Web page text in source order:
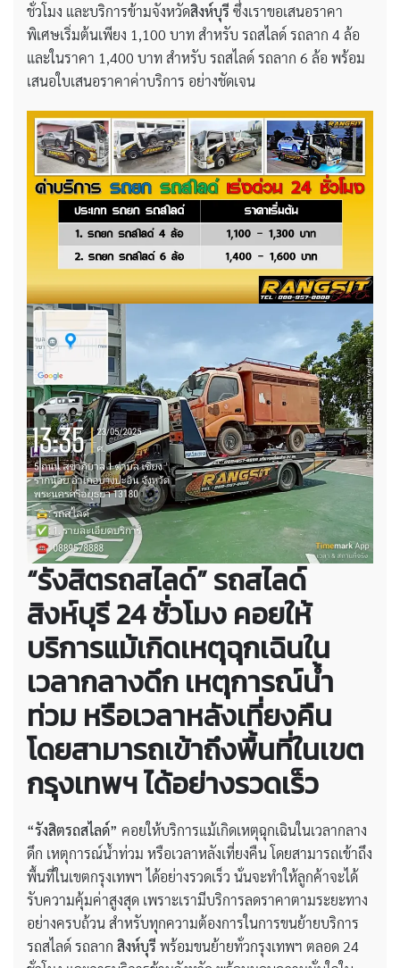
ชั่วโมง และบริการข้ามจังหวัดสิงห์บุรี ซึ่งเราขอเสนอราคา
พิเศษเริ่มต้นเพียง 1,100 บาท สำหรับ รถสไลด์ รถลาก 4 ล้อ
และในราคา 1,400 บาท สำหรับ รถสไลด์ รถลาก 6 ล้อ พร้อม
เสนอใบเสนอราคาค่าบริการ อย่างชัดเจน
“รังสิตรถสไลด์” รถสไลด์
สิงห์บุรี 24 ชั่วโมง คอยให้
บริการแม้เกิดเหตุฉุกเฉินใน
เวลากลางดึก เหตุการณ์น้ำ
ท่วม หรือเวลาหลังเที่ยงคืน
โดยสามารถเข้าถึงพื้นที่ในเขต
กรุงเทพฯ ได้อย่างรวดเร็ว
“รังสิตรถสไลด์” คอยให้บริการแม้เกิดเหตุฉุกเฉินในเวลากลาง
ดึก เหตุการณ์น้ำท่วม หรือเวลาหลังเที่ยงคืน โดยสามารถเข้าถึง
พื้นที่ในเขตกรุงเทพฯ ได้อย่างรวดเร็ว นั่นจะทำให้ลูกค้าจะได้
รับความคุ้มค่าสูงสุด เพราะเรามีบริการลดราคาตามระยะทาง
อย่างครบถ้วน สำหรับทุกความต้องการในการขนย้ายบริการ
รถสไลด์ รถลาก สิงห์บุรี พร้อมขนย้ายทั่วกรุงเทพฯ ตลอด 24